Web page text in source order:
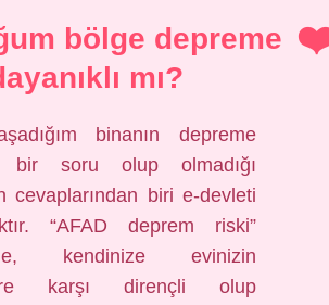
bölge depreme
mı?
binanın depreme
bir soru olup olmadığı
cevaplarından biri e-devleti
“AFAD deprem riski”
kendinize evinizin
karşı dirençli olup